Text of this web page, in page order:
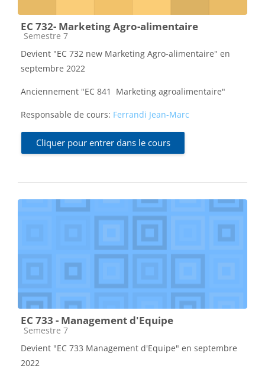
EC 732- Marketing Agro-alimentaire
Catégorie de cours
Semestre 7
Devient "EC 732 new Marketing Agro-alimentaire" en
septembre 2022
Anciennement "EC 841 Marketing agroalimentaire"
Responsable de cours: Ferrandi Jean-Marc
Cliquer pour entrer dans le cours
EC 733 - Management d'Equipe
Catégorie de cours
Semestre 7
Devient "EC 733 Management d'Equipe" en septembre
2022